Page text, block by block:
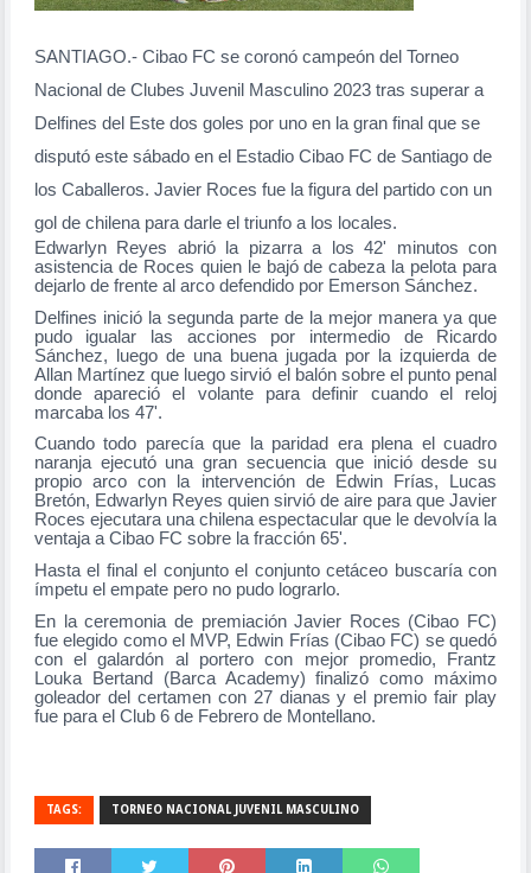
SANTIAGO.- Cibao FC se coronó campeón del Torneo
Nacional de Clubes Juvenil Masculino 2023 tras superar a
Delfines del Este dos goles por uno en la gran final que se
disputó este sábado en el Estadio Cibao FC de Santiago de
los Caballeros. Javier Roces fue la figura del partido con un
gol de chilena para darle el triunfo a los locales.
Edwarlyn Reyes abrió la pizarra a los 42' minutos con
asistencia de Roces quien le bajó de cabeza la pelota para
dejarlo de frente al arco defendido por Emerson Sánchez.
Delfines inició la segunda parte de la mejor manera ya que
pudo igualar las acciones por intermedio de Ricardo
Sánchez, luego de una buena jugada por la izquierda de
Allan Martínez que luego sirvió el balón sobre el punto penal
donde apareció el volante para definir cuando el reloj
marcaba los 47'.
Cuando todo parecía que la paridad era plena el cuadro
naranja ejecutó una gran secuencia que inició desde su
propio arco con la intervención de Edwin Frías, Lucas
Bretón, Edwarlyn Reyes quien sirvió de aire para que Javier
Roces ejecutara una chilena espectacular que le devolvía la
ventaja a Cibao FC sobre la fracción 65'.
Hasta el final el conjunto el conjunto cetáceo buscaría con
ímpetu el empate pero no pudo lograrlo.
En la ceremonia de premiación Javier Roces (Cibao FC)
fue elegido como el MVP, Edwin Frías (Cibao FC) se quedó
con el galardón al portero con mejor promedio, Frantz
Louka Bertand (Barca Academy) finalizó como máximo
goleador del certamen con 27 dianas y el premio fair play
fue para el Club 6 de Febrero de Montellano.
TAGS: TORNEO NACIONAL JUVENIL MASCULINO